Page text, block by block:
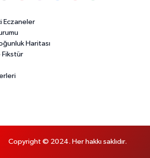
Eczaneler
Haritası
Fikstür
Copyright © 2024. Her hakkı saklıdır.